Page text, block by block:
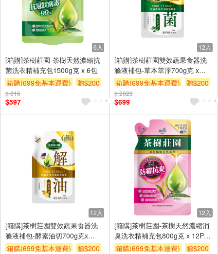
6入
[箱購]茶樹莊園-茶樹天然濃縮抗
菌洗衣精補充包1500g克 x 6包
箱購(699免基本運費)
贈$200
$ 816
$597
12入
[箱購]茶樹莊園雙效蔬果食器洗
滌液補包-草本萃淨700g克 x
12PC包
箱購(699免基本運費) 贈$200
$ 2028
$699
12入
[箱購]茶樹莊園雙效蔬果食器洗
滌液補包-酵素油切700g克x
12PC包
箱購(699免基本運費) 贈$200
12入
[箱購]茶樹莊園-茶樹天然濃縮消
臭洗衣精補充包800g克 x 12PC
包
箱購(699免基本運費) 贈$200